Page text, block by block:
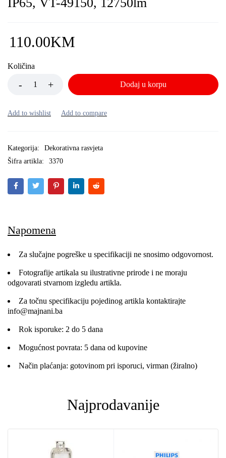
110.00KM
Količina
Dodaj u korpu
Kategorija:
Dekorativna rasvjeta
Šifra artikla:
3370
Napomena
Za slučajne pogreške u specifikaciji ne snosimo odgovornost.
Fotografije artikala su ilustrativne prirode i ne moraju
odgovarati stvarnom izgledu artikla.
Za točnu specifikaciju pojedinog artikla kontaktirajte
info@majnani.ba
Rok isporuke: 2 do 5 dana
Mogućnost povrata: 5 dana od kupovine
Način plaćanja: gotovinom pri isporuci, virman (žiralno)
Najprodavanije